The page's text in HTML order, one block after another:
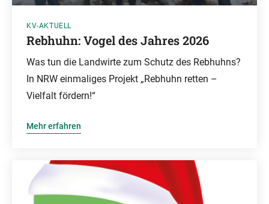
KV-AKTUELL
Rebhuhn: Vogel des Jahres 2026
Was tun die Landwirte zum Schutz des Rebhuhns?
In NRW einmaliges Projekt „Rebhuhn retten –
Vielfalt fördern!“
Mehr erfahren